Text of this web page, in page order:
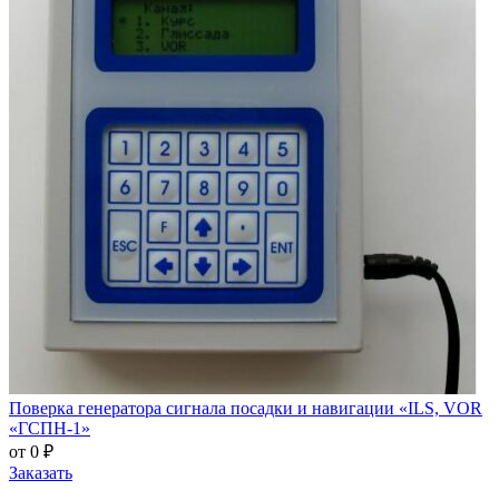
Поверка генератора сигнала посадки и навигации «ILS, VOR
«ГСПН-1»
от 0 ₽
Заказать